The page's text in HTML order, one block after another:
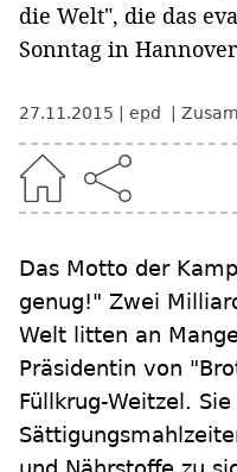
die Welt", die das
Sonntag in
27.11.2015 epd
Das Motto der
genug!" Zwei
Welt litten an
Präsidentin von
Füllkrug-Weitzel.